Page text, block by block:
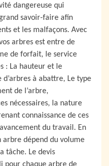
dangereuse qui
savoir-faire afin
et les malfaçons. Avec
arbres est entre de
de forfait, le service
: La hauteur et le
à abattre, Le type
de l’arbre,
nécessaires, la nature
connaissance de ces
du travail. En
arbre dépend du volume
tâche. Le devis